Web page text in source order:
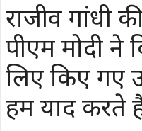
राजीव गांधी
पीएम मोदी ने
लिए किए गए
हम याद करते